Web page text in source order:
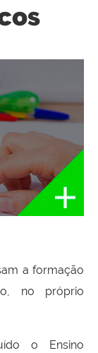
a formação
no próprio
o Ensino